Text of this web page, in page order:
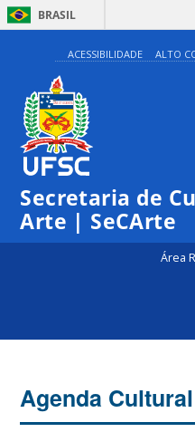
BRASIL
ACESSIBILIDADE ALTO
Secretaria de
Arte | SeCArte
Área
Agenda Cultural